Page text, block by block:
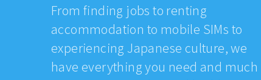
From finding jobs to renting
accommodation to mobile SIMs to
experiencing Japanese culture, we
have everything you need and much